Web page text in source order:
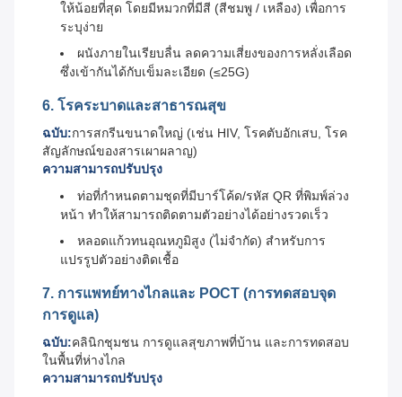
ให้น้อยที่สุด โดยมีหมวกที่มีสี (สีชมพู / เหลือง) เพื่อการ
ระบุง่าย
ผนังภายในเรียบลื่น ลดความเสี่ยงของการหลั่งเลือด
ซึ่งเข้ากันได้กับเข็มละเอียด (≤25G)
6. โรคระบาดและสาธารณสุข
ฉบับ:การสกรีนขนาดใหญ่ (เช่น HIV, โรคตับอักเสบ, โรค
สัญลักษณ์ของสารเผาผลาญ)
ความสามารถปรับปรุง
ท่อที่กําหนดตามชุดที่มีบาร์โค้ด/รหัส QR ที่พิมพ์ล่วง
หน้า ทําให้สามารถติดตามตัวอย่างได้อย่างรวดเร็ว
หลอดแก้วทนอุณหภูมิสูง (ไม่จํากัด) สําหรับการ
แปรรูปตัวอย่างติดเชื้อ
7. การแพทย์ทางไกลและ POCT (การทดสอบจุด
การดูแล)
ฉบับ:คลินิกชุมชน การดูแลสุขภาพที่บ้าน และการทดสอบ
ในพื้นที่ห่างไกล
ความสามารถปรับปรุง